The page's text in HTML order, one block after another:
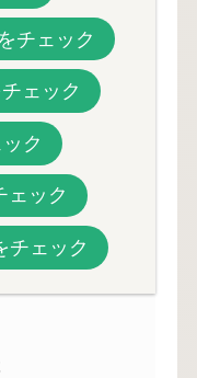
チェック
ェック
ク
ェック
チェック